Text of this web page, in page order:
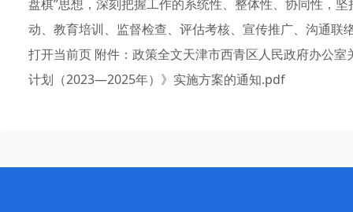
盘棋”思想，深刻把握工作的系统性、整体性、协同性，
动、教育培训、监督检查、评估考核、宣传推广、沟通
打开当前页 附件：政策全文天津市西青区人民政府办公
计划（2023—2025年）》实施方案的通知.pdf